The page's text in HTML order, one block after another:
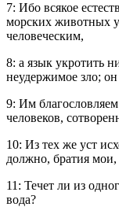
7: Ибо всякое
морских животных
человеческим,
8: а язык укротить
неудержимое зло;
9: Им
человеков,
10: Из тех же уст
должно, братия мои,
11: Течет ли из
вода?